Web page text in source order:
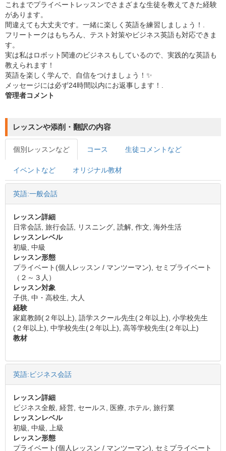
これまでプライベートレッスンでさまざまな生徒を教えてきた経験
があります。
間違えても大丈夫です。一緒に楽しく英語を練習しましょう！.
フリートークはもちろん、テスト対策やビジネス英語も対応できま
す。
実は私はロボット関連のビジネスもしているので、実践的な英語も
教えられます！
英語を楽しく学んで、自信をつけましょう！✨
メッセージには必ず24時間以内にお返事します！.
管理者コメント
レッスンや添削・翻訳の内容
個別レッスンなど コース 生徒コメントなど
イベントなど オリジナル教材
英語:一般会話
レッスン詳細
日常会話, 旅行会話, リスニング, 読解, 作文, 海外生活
レッスンレベル
初級, 中級
レッスン形態
プライベート(個人レッスン / マンツーマン), セミプライベート
（２～３人）
レッスン対象
子供, 中・高校生, 大人
経験
家庭教師(２年以上), 語学スクール先生(２年以上), 小学校先生
(２年以上), 中学校先生(２年以上), 高等学校先生(２年以上)
教材
英語:ビジネス会話
レッスン詳細
ビジネス全般, 経営, セールス, 医療, ホテル, 旅行業
レッスンレベル
初級, 中級, 上級
レッスン形態
プライベート(個人レッスン / マンツーマン), セミプライベート